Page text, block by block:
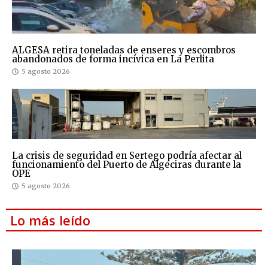
ALGESA retira toneladas de enseres y escombros
abandonados de forma incívica en La Perlita
5 agosto 2026
La crisis de seguridad en Sertego podría afectar al
funcionamiento del Puerto de Algeciras durante la
OPE
5 agosto 2026
Lo más leído